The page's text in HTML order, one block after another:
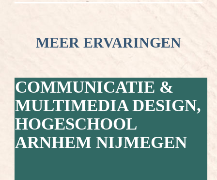
MEER ERVARINGEN
COMMUNICATIE &
MULTIMEDIA DESIGN,
HOGESCHOOL
ARNHEM NIJMEGEN